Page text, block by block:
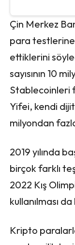
Çin Merkez
para testlerine
ettiklerini
sayısının 10
Stablecoinleri
Yifei, kendi
milyondan
2019 yılında
birçok farklı
2022 Kış
kullanılması
Kripto